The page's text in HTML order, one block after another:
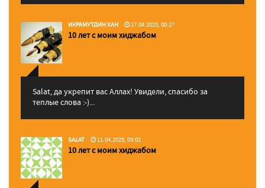
ИКРАМУТДИН ХАН 17.04.2025, 00:27
10 лет с моим хиджабом
Salat, да укрепит вас Аллаx! Увидели, спасибо за
теплые слова :-)...
SALAT 11.04.2025, 09:02
10 лет с моим хиджабом